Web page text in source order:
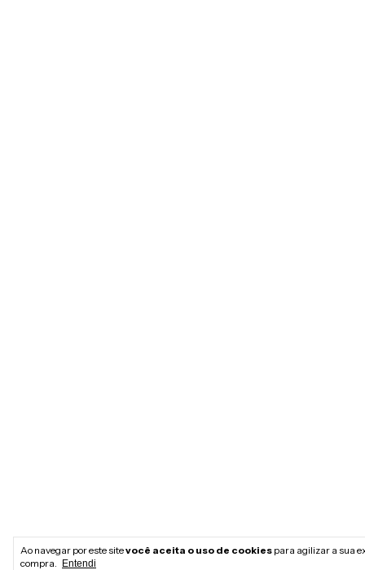
Ao navegar por este sitevocê aceita o uso de cookies para agilizar a sua
compra.
Entendi